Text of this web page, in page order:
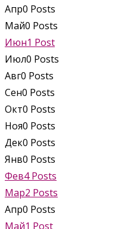
Апр0 Posts
Май0 Posts
Июн1 Post
Июл0 Posts
Авг0 Posts
Сен0 Posts
Окт0 Posts
Ноя0 Posts
Дек0 Posts
Янв0 Posts
Фев4 Posts
Мар2 Posts
Апр0 Posts
Май1 Post